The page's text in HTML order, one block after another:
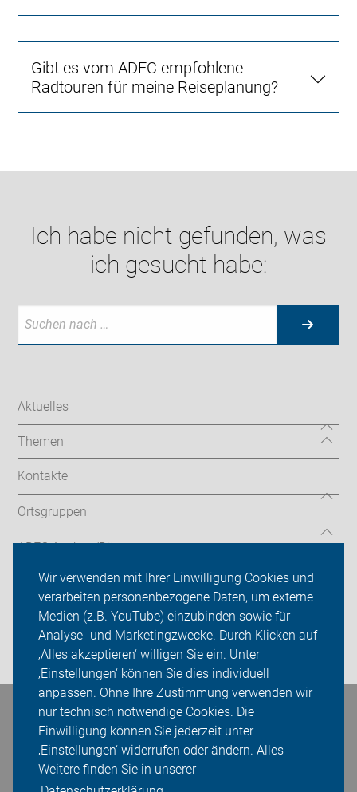
Wir verwenden mit Ihrer Einwilligung Cookies und
verarbeiten personenbezogene Daten, um externe
Medien (z.B. YouTube) einzubinden sowie für
Analyse- und Marketingzwecke. Durch Klicken auf
‚Alles akzeptieren‘ willigen Sie ein. Unter
‚Einstellungen‘ können Sie dies individuell
anpassen. Ohne Ihre Zustimmung verwenden wir
nur technisch notwendige Cookies. Die
Einwilligung können Sie jederzeit unter
‚Einstellungen‘ widerrufen oder ändern. Alles
Weitere finden Sie in unserer
Gibt es vom ADFC empfohlene
Radtouren für meine Reiseplanung?
Ich habe nicht gefunden, was
ich gesucht habe:
Aktuelles
Themen
Kontakte
Ortsgruppen
ADFC Aachen/Düren
Sei dabei
Presse
Login
Bleiben Sie in Kontakt